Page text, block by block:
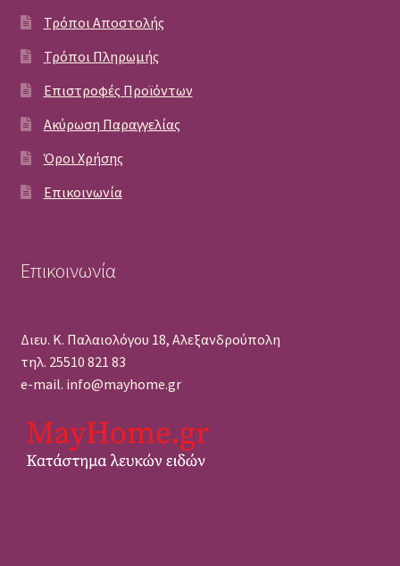
Τρόποι Αποστολής
Τρόποι Πληρωμής
Επιστροφές Προϊόντων
Ακύρωση Παραγγελίας
Όροι Χρήσης
Επικοινωνία
Επικοινωνία
Διευ. Κ. Παλαιολόγου 18, Αλεξανδρούπολη
τηλ. 25510 821 83
e-mail. info@mayhome.gr